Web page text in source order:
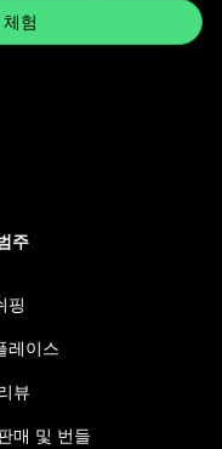
험
주
핑
레이스
뷰
매 및 번들